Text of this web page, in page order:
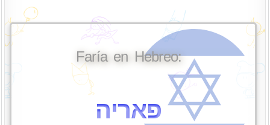
Faría en Hebreo:
פאריה